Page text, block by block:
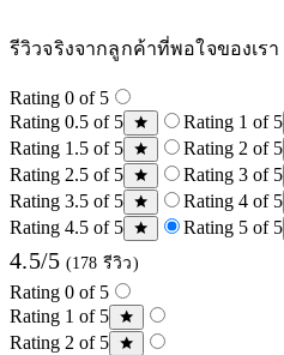
รีวิวจริงจากลูกค้าที่พอใจของเรา
Rating 0 of 5
Rating 0.5 of 5
Rating 1 of 5
Rating 1.5 of 5
Rating 2 of 5
Rating 2.5 of 5
Rating 3 of 5
Rating 3.5 of 5
Rating 4 of 5
Rating 4.5 of 5
Rating 5 of 5
4.5/5 (178 รีวิว)
Rating 0 of 5
Rating 1 of 5
Rating 2 of 5